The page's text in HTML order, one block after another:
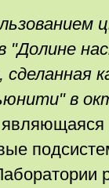
"Долине
сделанная
в